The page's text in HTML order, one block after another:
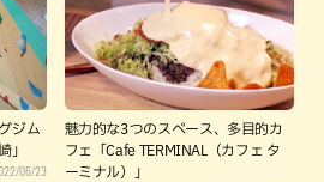
ジム
」
06/23
魅力的な3つのスペース、多目的カ
フェ「Cafe TERMINAL（カフェ タ
ーミナル）」